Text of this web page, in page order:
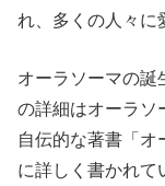
れ、多くの人々に
オーラソーマの誕
の詳細はオーラソ
自伝的な著書「
に詳しく書かれて